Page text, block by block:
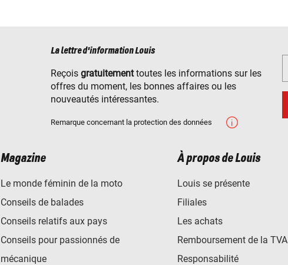
La lettre d'information Louis
Reçois gratuitementtoutes les informations sur les
offres du moment, les bonnes affaires ou les
nouveautés intéressantes.
Remarque concernant la protection des données
Magazine
Le monde féminin de la moto
Conseils de balades
Conseils relatifs aux pays
Conseils pour passionnés de
mécanique
À propos de Louis
Louis se présente
Filiales
Les achats
Remboursement de la TVA
Responsabilité